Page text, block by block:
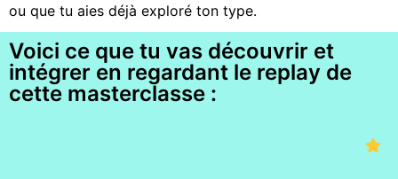
ou que tu aies déjà exploré ton type.
Voici ce que tu vas découvrir et
intégrer en regardant le replay de
cette masterclasse :